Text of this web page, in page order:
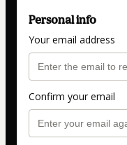
Personal info
Your email address
Confirm your email